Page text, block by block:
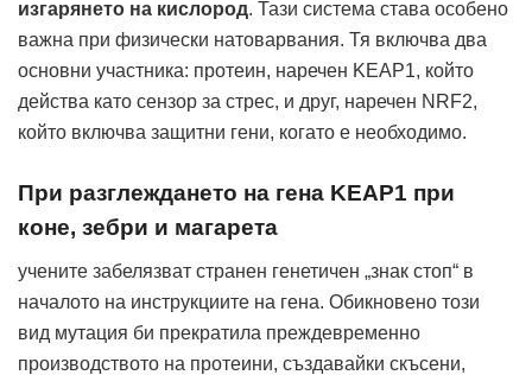
изгарянето на кислород. Тази система става особено
важна при физически натоварвания. Тя включва два
основни участника: протеин, наречен KEAP1, който
действа като сензор за стрес, и друг, наречен NRF2,
който включва защитни гени, когато е необходимо.
При разглеждането на гена KEAP1 при
коне, зебри и магарета
учените забелязват странен генетичен „знак стоп“ в
началото на инструкциите на гена. Обикновено този
вид мутация би прекратила преждевременно
производството на протеини, създавайки скъсени,